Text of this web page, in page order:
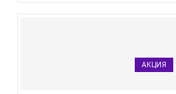
АКЦИЯ